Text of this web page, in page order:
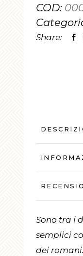
COD:
Share:
Sono tra i
semplici
dei